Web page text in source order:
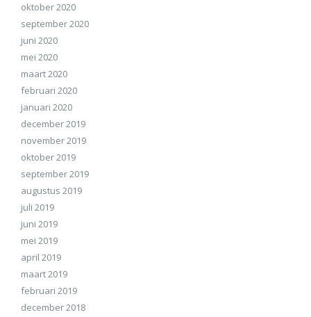
oktober 2020
september 2020
juni 2020
mei 2020
maart 2020
februari 2020
januari 2020
december 2019
november 2019
oktober 2019
september 2019
augustus 2019
juli 2019
juni 2019
mei 2019
april 2019
maart 2019
februari 2019
december 2018